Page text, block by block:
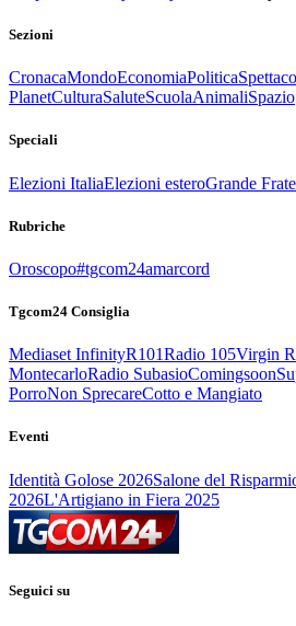
Sezioni
CronacaMondoEconomiaPolitica
PlanetCulturaSaluteScuolaAnimaliSpazio
Speciali
Elezioni ItaliaElezioni esteroGrande
Rubriche
Oroscopo#tgcom24amarcord
Tgcom24 Consiglia
Mediaset InfinityR101Radio 105Virgin
MontecarloRadio SubasioComingsoon
PorroNon SprecareCotto e Mangiato
Eventi
Identità Golose 2026Salone del
2026L'Artigiano in Fiera 2025
Seguici su